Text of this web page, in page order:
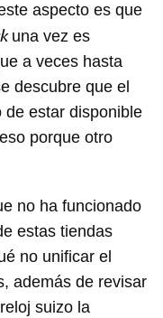
aspecto es que
una vez es
a veces hasta
descubre que el
estar disponible
porque otro
no ha funcionado
estas tiendas
no unificar el
además de revisar
suizo la